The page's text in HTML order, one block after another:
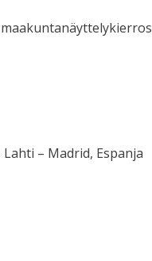
– Madrid, Espanja